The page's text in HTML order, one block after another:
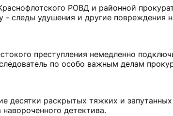
РОВД и районной
следы удушения и другие повреждения
преступления немедленно
по особо важным делам
десятки раскрытых тяжких и
детектива.